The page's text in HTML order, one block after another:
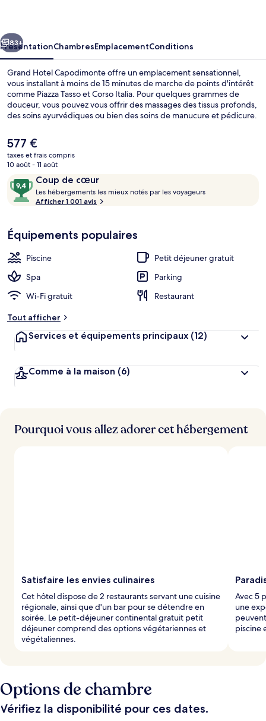
Suivant
83+
PrésentationChambresEmplacementConditions
Grand Hotel Capodimonte offre un emplacement sensationnel,
vous installant à moins de 15 minutes de marche de points d'intérêt
comme Piazza Tasso et Corso Italia. Pour quelques grammes de
douceur, vous pouvez vous offrir des massages des tissus profonds,
des soins ayurvédiques ou bien des soins de manucure et pédicure.
avec ses spécialités Cuisine régionale. Cet hôtel de luxe abrite en
outre 5 piscines extérieures, un bar en bord de piscine et une salle
de fitness. Le personnel attentionné et la présentation générale
remportent un franc succès auprès des autres voyageurs.
Le
prix
actuel
de
577 €.
577 €
taxes et frais compris
10 août - 11 août
Avis
voyageurs
Coup de cœur
9,4
sur
10,
cœur
Les hébergements les mieux notés par les voyageurs
b
e
n
i
e
e
s
Afficher 1 001 avis
Équipements populaires
Piscine
Petit déjeuner gratuit
Spa
Parking
Wi-Fi gratuit
Restaurant
Tout afficher
Services et équipements principaux (12)
Comme à la maison (6)
Pourquoi vous allez adorer cet hébergement
Satisfaire les envies culinaires
Cet hôtel dispose de 2 restaurants servant une cuisine
régionale, ainsi que d'un bar pour se détendre en
soirée. Le petit-déjeuner continental gratuit petit
déjeuner comprend des options végétariennes et
végétaliennes.
Avec 5
une
piscine
Options de chambre
Vérifiez la disponibilité pour ces dates.